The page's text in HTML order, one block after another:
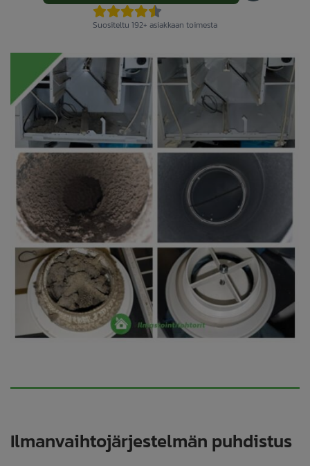
Suositeltu 192+ asiakkaan toimesta
Ilmanvaihtojärjestelmän puhdistus